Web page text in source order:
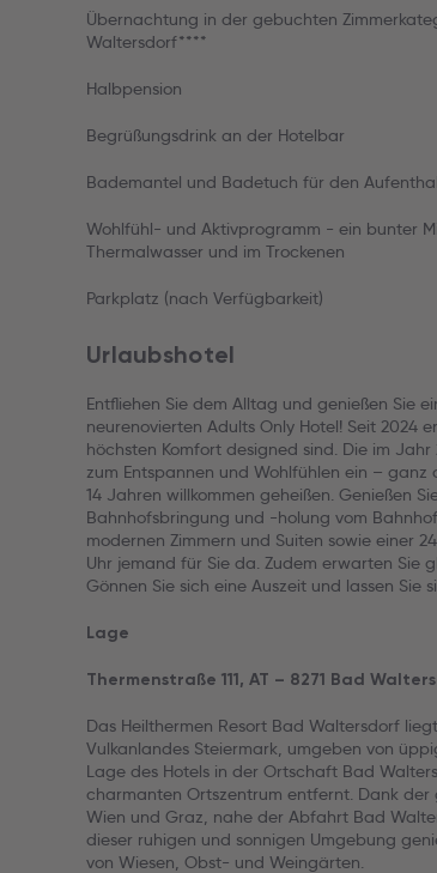
Übernachtung in der gebuchten
Waltersdorf****
Halbpension
Begrüßungsdrink an der Hotelbar
Bademantel und Badetuch für den
Wohlfühl- und Aktivprogramm - ein bunter
Thermalwasser und im Trockenen
Parkplatz (nach Verfügbarkeit)
Urlaubshotel
Entfliehen Sie dem Alltag und genießen Sie
neurenovierten Adults Only Hotel! Seit 2024
höchsten Komfort designed sind. Die im
zum Entspannen und Wohlfühlen ein –
14 Jahren willkommen geheißen. Genießen
Bahnhofsbringung und -holung vom
modernen Zimmern und Suiten sowie einer
Uhr jemand für Sie da. Zudem erwarten Sie
Gönnen Sie sich eine Auszeit und lassen Sie
Lage
Thermenstraße 111, AT – 8271 Bad
Das Heilthermen Resort Bad Waltersdorf
Vulkanlandes Steiermark, umgeben von
Lage des Hotels in der Ortschaft Bad
charmanten Ortszentrum entfernt. Dank
Wien und Graz, nahe der Abfahrt Bad
dieser ruhigen und sonnigen Umgebung
von Wiesen, Obst- und Weingärten.